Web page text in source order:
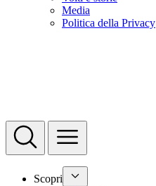
Media
Politica della Privacy
Scopri